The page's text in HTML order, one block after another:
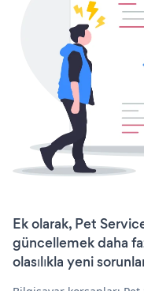
Ek olarak, Pet
güncellemek daha
olasılıkla yeni